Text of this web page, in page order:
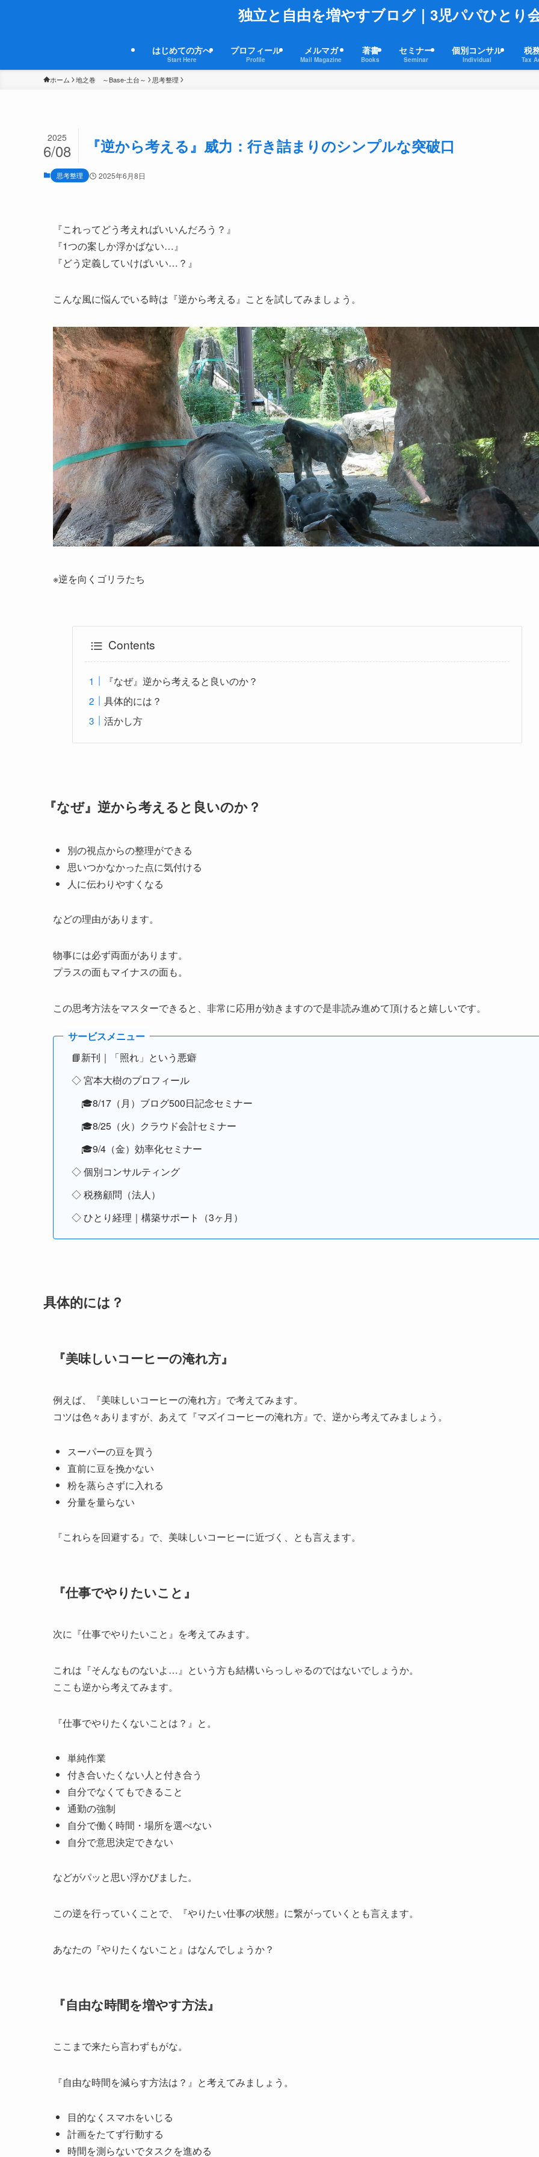
独立と自由を増やすブログ｜3児パパひとり
はじめての方へ
Start Here
プロフィール
Profile
メルマガ
Mail Magazine
著書
Books
セミナー
Seminar
個別コンサル
Individual
税
Tax
ホーム 地之巻 ～Base-土台～ 思考整理
『逆から考える』威力：行き詰まりのシンプルな突破口
2025
6/08
思考整理 2025年6月8日
『これってどう考えればいいんだろう？』
『1つの案しか浮かばない…』
『どう定義していけばいい…？』
こんな風に悩んでいる時は『逆から考える』ことを試してみましょう。
※逆を向くゴリラたち
Contents
『なぜ』逆から考えると良いのか？
具体的には？
活かし方
『なぜ』逆から考えると良いのか？
別の視点からの整理ができる
思いつかなかった点に気付ける
人に伝わりやすくなる
などの理由があります。
物事には必ず両面があります。
プラスの面もマイナスの面も。
この思考方法をマスターできると、非常に応用が効きますので是非読み進めて頂けると嬉しいです。
📘新刊｜「照れ」という悪癖
◇ 宮本大樹のプロフィール
🎓8/17（月）ブログ500日記念セミナー
🎓8/25（火）クラウド会計セミナー
🎓9/4（金）効率化セミナー
◇ 個別コンサルティング
◇ 税務顧問（法人）
◇ ひとり経理｜構築サポート（3ヶ月）
具体的には？
『美味しいコーヒーの淹れ方』
例えば、『美味しいコーヒーの淹れ方』で考えてみます。
コツは色々ありますが、あえて『マズイコーヒーの淹れ方』で、逆から考えてみましょう。
スーパーの豆を買う
直前に豆を挽かない
粉を蒸らさずに入れる
分量を量らない
『これらを回避する』で、美味しいコーヒーに近づく、とも言えます。
『仕事でやりたいこと』
次に『仕事でやりたいこと』を考えてみます。
これは『そんなものないよ…』という方も結構いらっしゃるのではないでしょうか。
ここも逆から考えてみます。
『仕事でやりたくないことは？』と。
単純作業
付き合いたくない人と付き合う
自分でなくてもできること
通勤の強制
自分で働く時間・場所を選べない
自分で意思決定できない
などがパッと思い浮かびました。
この逆を行っていくことで、『やりたい仕事の状態』に繋がっていくとも言えます。
あなたの『やりたくないこと』はなんでしょうか？
『自由な時間を増やす方法』
ここまで来たら言わずもがな。
『自由な時間を減らす方法は？』と考えてみましょう。
目的なくスマホをいじる
計画をたてず行動する
時間を測らないでタスクを進める